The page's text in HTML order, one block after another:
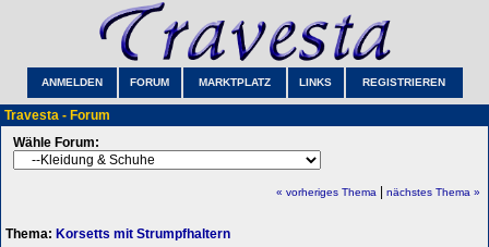
ANMELDEN FORUM MARKTPLATZ LINKS REGISTRIEREN
Travesta - Forum
Wähle Forum:
« vorheriges Thema nächstes Thema »
Thema: Korsetts mit Strumpfhaltern